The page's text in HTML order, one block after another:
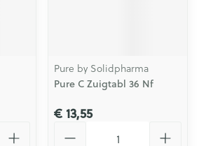
Pure by Solidpharma
Pure C Zuigtabl 36 Nf
€ 13,55